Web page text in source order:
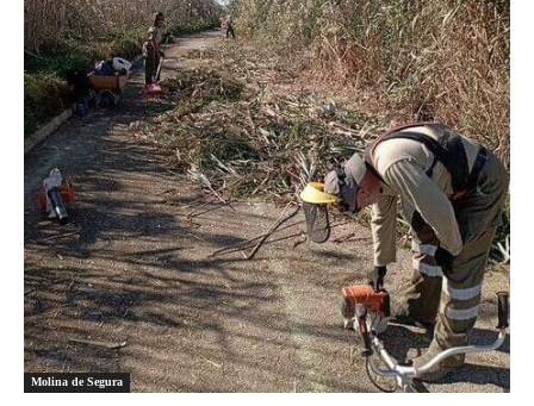
Molina de Segura